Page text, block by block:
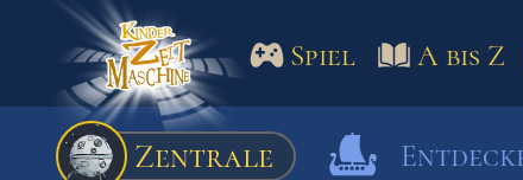
Spiel
Termine
Spiel A bis Z
Zentrale